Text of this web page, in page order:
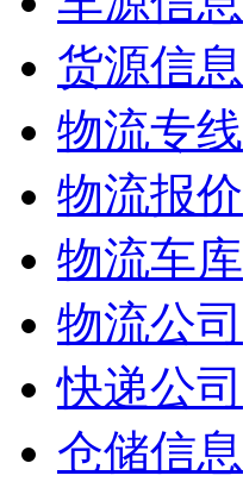
货源信息
物流专线
物流报价
物流车库
物流公司
快递公司
仓储信息